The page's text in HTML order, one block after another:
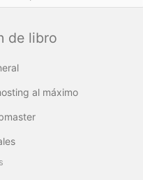
de libro
al máximo